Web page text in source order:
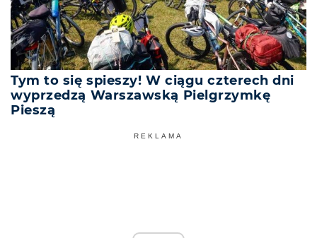
Tym to się spieszy! W ciągu czterech dni
wyprzedzą Warszawską Pielgrzymkę
Pieszą
REKLAMA